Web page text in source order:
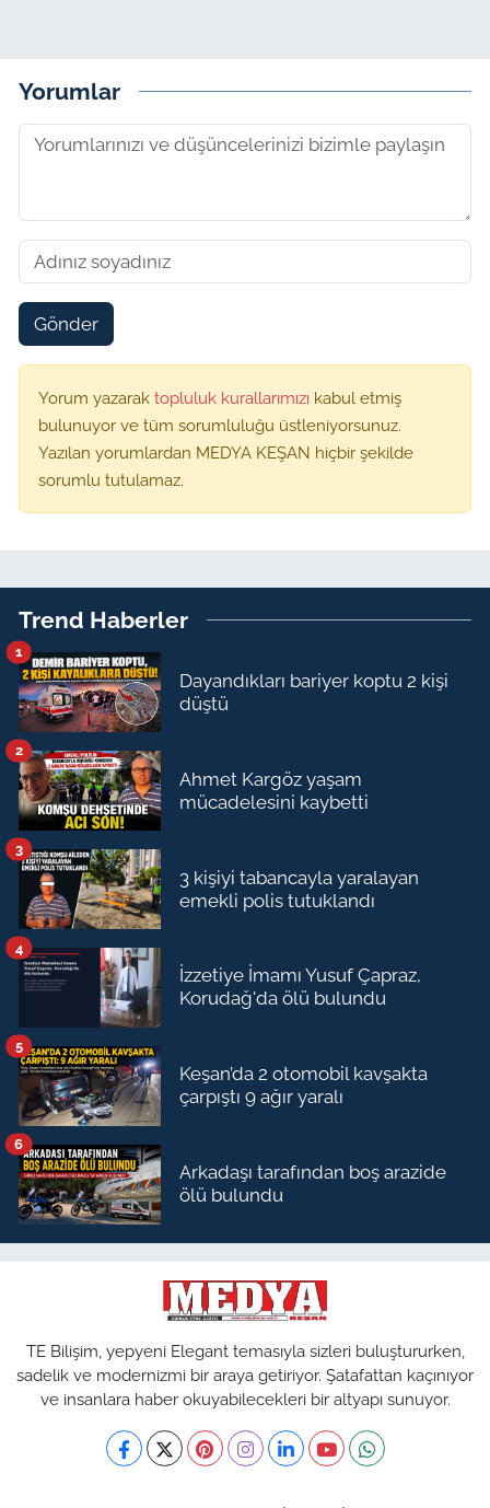
Yorumlar
Gönder
Yorum yazarak topluluk kurallarımızı kabul etmiş
bulunuyor ve tüm sorumluluğu üstleniyorsunuz.
Yazılan yorumlardan MEDYA KEŞAN hiçbir şekilde
sorumlu tutulamaz.
Trend Haberler
Dayandıkları bariyer koptu 2 kişi
düştü
1
Ahmet Kargöz yaşam
mücadelesini kaybetti
2
3 kişiyi tabancayla yaralayan
emekli polis tutuklandı
3
İzzetiye İmamı Yusuf Çapraz,
Korudağ'da ölü bulundu
4
Keşan’da 2 otomobil kavşakta
çarpıştı 9 ağır yaralı
5
Arkadaşı tarafından boş arazide
ölü bulundu
6
TE Bilişim, yepyeni Elegant temasıyla sizleri buluştururken,
sadelik ve modernizmi bir araya getiriyor. Şatafattan kaçınıyor
ve insanlara haber okuyabilecekleri bir altyapı sunuyor.